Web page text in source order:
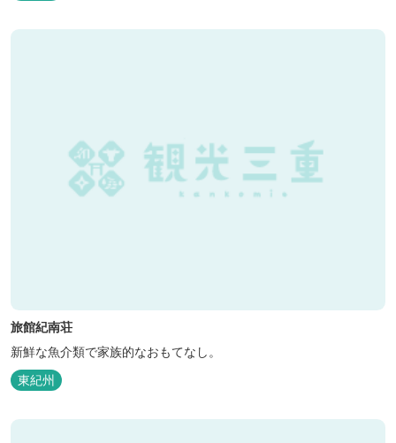
旅館紀南荘
新鮮な魚介類で家族的なおもてなし。
東紀州